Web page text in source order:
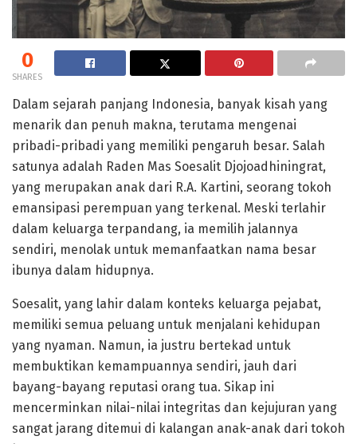
0
SHARES
Dalam sejarah panjang Indonesia, banyak kisah yang
menarik dan penuh makna, terutama mengenai
pribadi-pribadi yang memiliki pengaruh besar. Salah
satunya adalah Raden Mas Soesalit Djojoadhiningrat,
yang merupakan anak dari R.A. Kartini, seorang tokoh
emansipasi perempuan yang terkenal. Meski terlahir
dalam keluarga terpandang, ia memilih jalannya
sendiri, menolak untuk memanfaatkan nama besar
ibunya dalam hidupnya.
Soesalit, yang lahir dalam konteks keluarga pejabat,
memiliki semua peluang untuk menjalani kehidupan
yang nyaman. Namun, ia justru bertekad untuk
membuktikan kemampuannya sendiri, jauh dari
bayang-bayang reputasi orang tua. Sikap ini
mencerminkan nilai-nilai integritas dan kejujuran yang
sangat jarang ditemui di kalangan anak-anak dari tokoh